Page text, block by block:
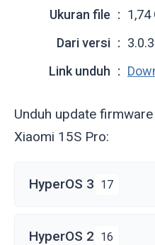
Ukuran file
1,74
Dari versi
Link unduh
Unduh update
Xiaomi 15S Pro:
HyperOS 3 17
HyperOS 2 16